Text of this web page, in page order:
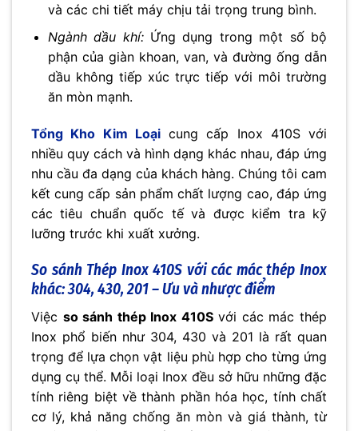
và các chi tiết máy chịu tải trọng trung bình.
Ngành dầu khí:Ứng dụng trong một số bộ
phận của giàn khoan, van, và đường ống dẫn
dầu không tiếp xúc trực tiếp với môi trường
ăn mòn mạnh.
Tổng Kho Kim Loạicung cấp Inox 410S với
nhiều quy cách và hình dạng khác nhau, đáp ứng
nhu cầu đa dạng của khách hàng. Chúng tôi cam
kết cung cấp sản phẩm chất lượng cao, đáp ứng
các tiêu chuẩn quốc tế và được kiểm tra kỹ
lưỡng trước khi xuất xưởng.
So sánh Thép Inox 410S với các mác thép Inox
khác: 304, 430, 201 – Ưu và nhược điểm
Việc so sánh thép Inox 410Svới các mác thép
Inox phổ biến như 304, 430 và 201 là rất quan
trọng để lựa chọn vật liệu phù hợp cho từng ứng
dụng cụ thể. Mỗi loại Inox đều sở hữu những đặc
tính riêng biệt về thành phần hóa học, tính chất
cơ lý, khả năng chống ăn mòn và giá thành, từ